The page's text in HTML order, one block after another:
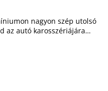
nagyon szép utolsó
az autó karosszériájára…